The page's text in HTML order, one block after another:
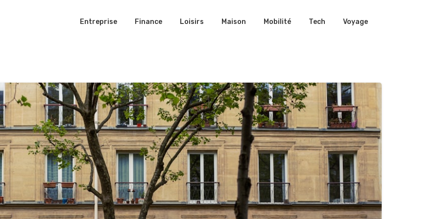
Entreprise Finance Loisirs Maison Mobilité Tech Voyage